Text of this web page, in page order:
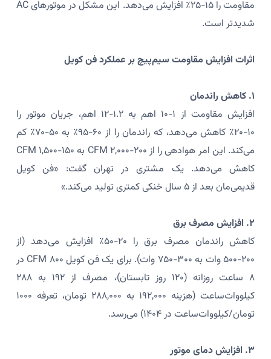
مقاومت را ۱۵-۲۵٪ افزایش می‌دهد. این مشکل در موتورهای AC
شدیدتر است.
اثرات افزایش مقاومت سیم‌پیچ بر عملکرد فن کویل
۱. کاهش راندمان
افزایش مقاومت از ۱-۱۰ اهم به ۱.۲-۱۲ اهم، جریان موتور را
۱۰-۲۰٪ کاهش می‌دهد، که راندمان را از ۶۰-۹۵٪ به ۵۰-۷۰٪ کم
می‌کند. این امر هوادهی را از ۲۰۰-۲,۰۰۰ CFM به ۱۵۰-۱,۵۰۰ CFM
کاهش می‌دهد. یک مشتری در تهران گفت: «فن کویل
قدیمی‌مان بعد از ۵ سال خنکی کمتری تولید می‌کند.»
۲. افزایش مصرف برق
کاهش راندمان مصرف برق را ۲۰-۵۰٪ افزایش می‌دهد (از
۲۰۰-۵۰۰ وات به ۳۰۰-۷۵۰ وات). برای یک فن کویل ۸۰۰ CFM در
۸ ساعت روزانه (۱۲۰ روز تابستان)، مصرف از ۱۹۲ به ۲۸۸
کیلووات‌ساعت (هزینه ۱۹۲,۰۰۰ به ۲۸۸,۰۰۰ تومان، تعرفه ۱۰۰۰
تومان/کیلووات‌ساعت در ۱۴۰۴) می‌رسد.
۳. افزایش دمای موتور